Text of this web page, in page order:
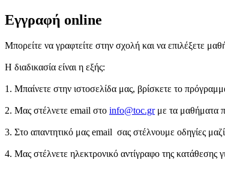
Εγγραφή online
Μπορείτε να γραφτείτε στην σχολή και να επιλέξετε
Η διαδικασία είναι η εξής:
1. Μπαίνετε στην ιστοσελίδα μας, βρίσκετε το
2. Μας στέλνετε email στο info@toc.grμε τα μαθήματα
3. Στο απαντητικό μας email σας στέλνουμε οδηγίες
4. Μας στέλνετε ηλεκτρονικό αντίγραφο της κατάθεσης